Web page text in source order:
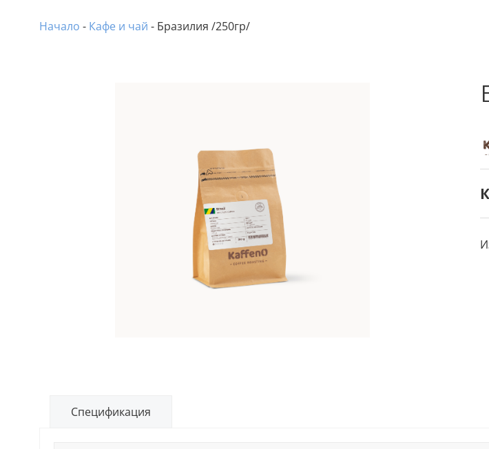
Начало - Кафе и чай - Бразилия /250гр/
Спецификация